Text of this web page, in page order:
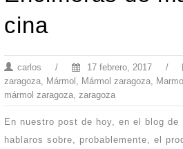
cina
carlos / 17 febrero, 2017 /
zaragoza, Mármol , Mármol zaragoza,
mármol zaragoza, zaragoza
En nuestro post de hoy, en el blog de
hablaros sobre, probablemente, el